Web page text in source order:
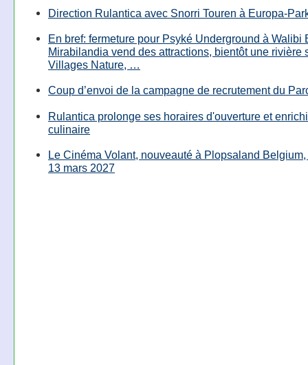
Direction Rulantica avec Snorri Touren à Europa-
En bref: fermeture pour Psyké Underground à Walibi
Mirabilandia vend des attractions, bientôt une rivière
Villages Nature, …
Coup d’envoi de la campagne de recrutement du
Rulantica prolonge ses horaires d'ouverture et
culinaire
Le Cinéma Volant, nouveauté à Plopsaland
13 mars 2027